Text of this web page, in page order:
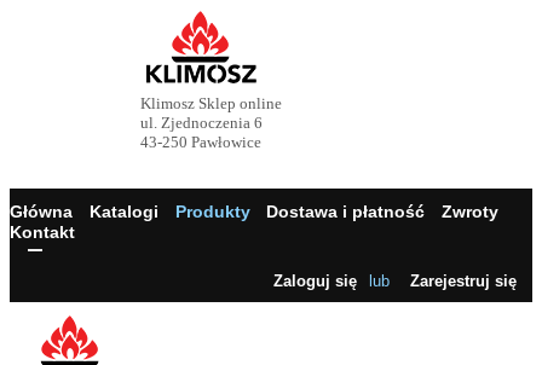
Klimosz Sklep online
ul. Zjednoczenia 6
43-250 Pawłowice
Główna Katalogi Produkty Dostawa i płatność
Zwroty
Kontakt
Zaloguj się lub Zarejestruj się